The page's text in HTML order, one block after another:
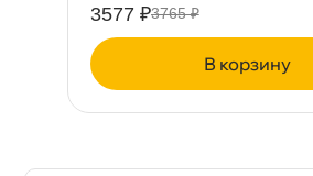
3577 ₽3765 ₽
корзину